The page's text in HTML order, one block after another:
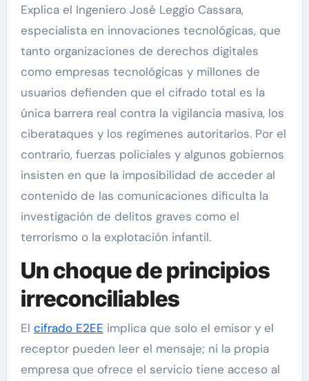
Explica el Ingeniero José Leggio Cassara,
especialista en innovaciones tecnológicas, que
tanto organizaciones de derechos digitales
como empresas tecnológicas y millones de
usuarios defienden que el cifrado total es la
única barrera real contra la vigilancia masiva, los
ciberataques y los regímenes autoritarios. Por el
contrario, fuerzas policiales y algunos gobiernos
insisten en que la imposibilidad de acceder al
contenido de las comunicaciones dificulta la
investigación de delitos graves como el
terrorismo o la explotación infantil.
Un choque de principios
irreconciliables
El cifrado E2EE implica que solo el emisor y el
receptor pueden leer el mensaje; ni la propia
empresa que ofrece el servicio tiene acceso al